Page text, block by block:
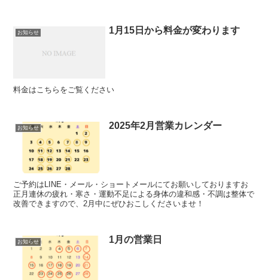
お知らせ 1月15日から料金が変わります
料金はこちらをご覧ください
お知らせ 2025年2月営業カレンダー
ご予約はLINE・メール・ショートメールにてお願いしておりますお
正月連休の疲れ・寒さ・運動不足による身体の違和感・不調は整体で
改善できますので、2月中にぜひおこしくださいませ！
お知らせ 1月の営業日